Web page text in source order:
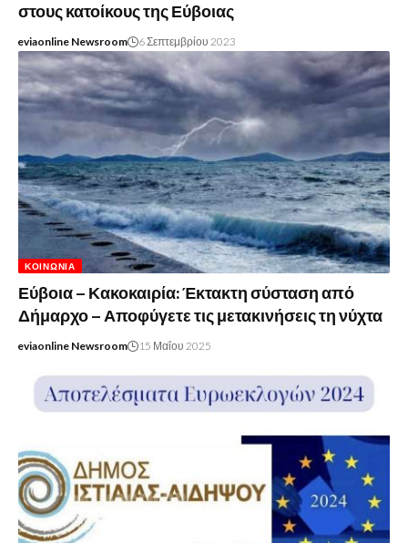
στους κατοίκους της Εύβοιας
eviaonline Newsroom 6 Σεπτεμβρίου 2023
ΚΟΙΝΩΝΊΑ
Εύβοια – Κακοκαιρία: Έκτακτη σύσταση από
Δήμαρχο – Αποφύγετε τις μετακινήσεις τη νύχτα
eviaonline Newsroom 15 Μαΐου 2025